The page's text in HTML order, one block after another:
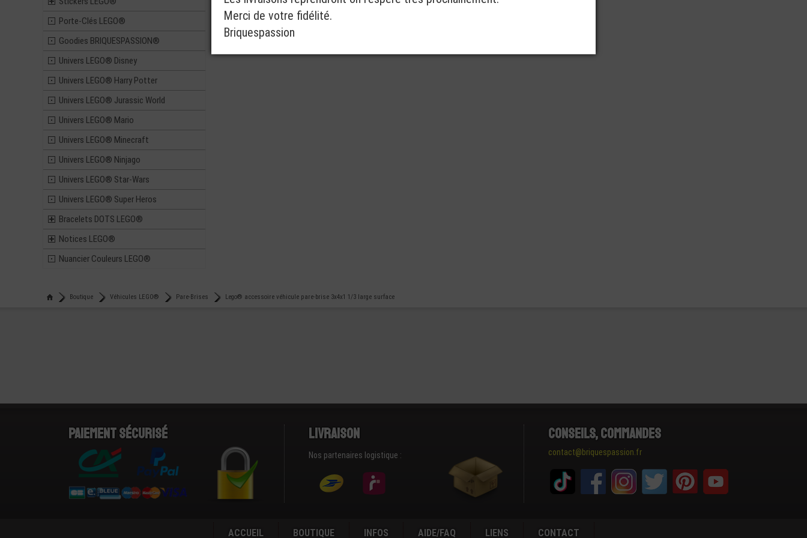
Porte-Clés LEGO®
Goodies BRIQUESPASSION®
Univers LEGO® Disney
Univers LEGO® Harry Potter
Univers LEGO® Jurassic World
Univers LEGO® Mario
Univers LEGO® Minecraft
Univers LEGO® Ninjago
Univers LEGO® Star-Wars
Univers LEGO® Super Heros
Bracelets DOTS LEGO®
Notices LEGO®
Nuancier Couleurs LEGO®
Boutique Véhicules LEGO® Pare-Brises Lego® accessoire véhicule pare-brise 3x4x1 1/3 large surface
Paiement sécurisé Livraison
Nos partenaires logistique :
Conseils, Commandes
contact@briquespassion.fr
ACCUEIL BOUTIQUE INFOS AIDE/FAQ LIENS CONTACT
Merci de votre fidélité.
Briquespassion